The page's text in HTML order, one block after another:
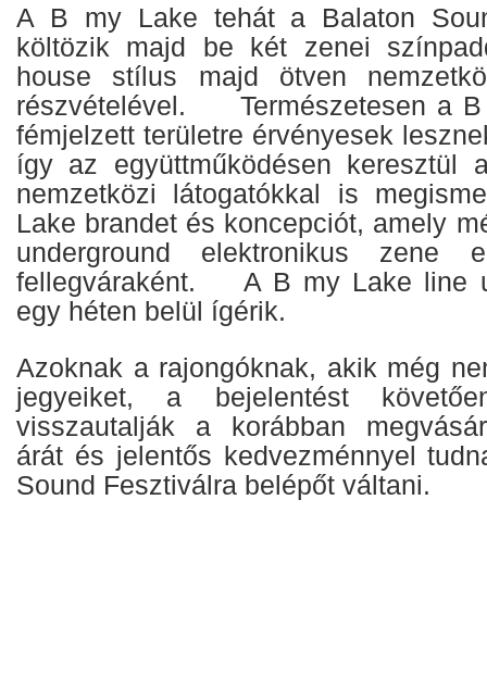
A B my Lake tehát a Balaton
költözik majd be két zenei
house stílus majd ötven
részvételével. Természetesen a B
fémjelzett területre érvényesek
így az együttműködésen keresztül
nemzetközi látogatókkal is
Lake brandet és koncepciót, amely
underground elektronikus zene
fellegváraként. A B my Lake line
egy héten belül ígérik.
Azoknak a rajongóknak, akik még
jegyeiket, a bejelentést
visszautalják a korábban
árát és jelentős kedvezménnyel
Sound Fesztiválra belépőt váltani.